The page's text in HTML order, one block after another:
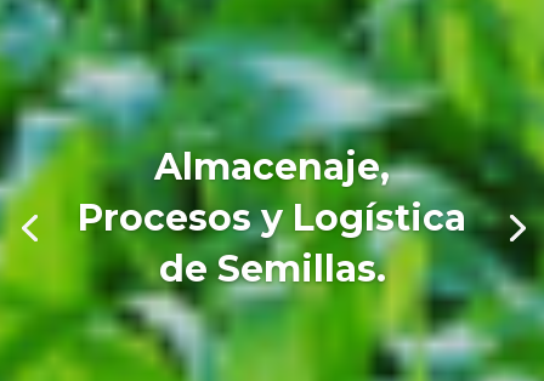
Almacenaje,
Procesos y Logística
de Semillas.